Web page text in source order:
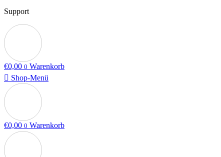
Support
€0,00 0 Warenkorb
Shop-Menü
€0,00 0 Warenkorb